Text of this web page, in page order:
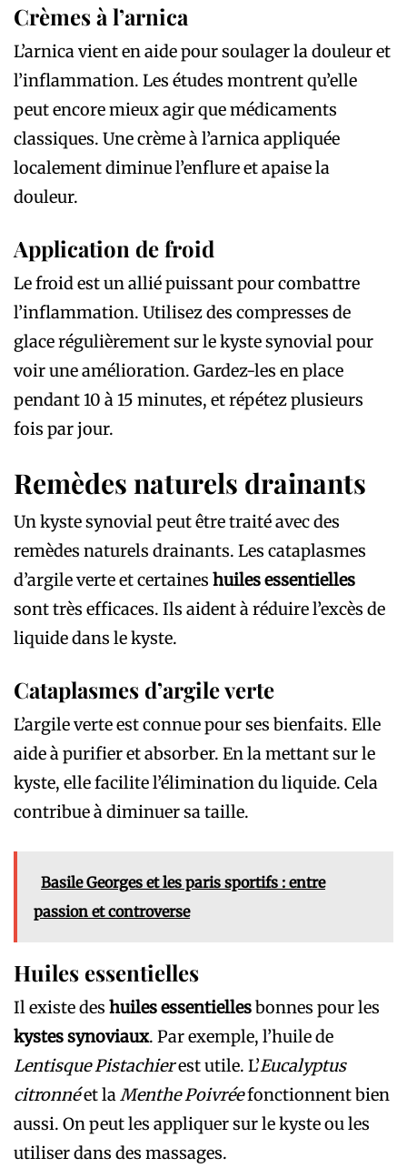
Crèmes à l’arnica
L’arnica vient en aide pour soulager la douleur et
l’inflammation. Les études montrent qu’elle
peut encore mieux agir que médicaments
classiques. Une crème à l’arnica appliquée
localement diminue l’enflure et apaise la
douleur.
Application de froid
Le froid est un allié puissant pour combattre
l’inflammation. Utilisez des compresses de
glace régulièrement sur le kyste synovial pour
voir une amélioration. Gardez-les en place
pendant 10 à 15 minutes, et répétez plusieurs
fois par jour.
Remèdes naturels drainants
Un kyste synovial peut être traité avec des
remèdes naturels drainants. Les cataplasmes
d’argile verte et certaines huiles essentielles
sont très efficaces. Ils aident à réduire l’excès de
liquide dans le kyste.
Cataplasmes d’argile verte
L’argile verte est connue pour ses bienfaits. Elle
aide à purifier et absorber. En la mettant sur le
kyste, elle facilite l’élimination du liquide. Cela
contribue à diminuer sa taille.
Basile Georges et les paris sportifs : entre
passion et controverse
Huiles essentielles
Il existe des huiles essentiellesbonnes pour les
kystes synoviaux. Par exemple, l’huile de
Lentisque Pistachierest utile. L’Eucalyptus
citronnéet laMenthe Poivréefonctionnent bien
aussi. On peut les appliquer sur le kyste ou les
utiliser dans des massages.